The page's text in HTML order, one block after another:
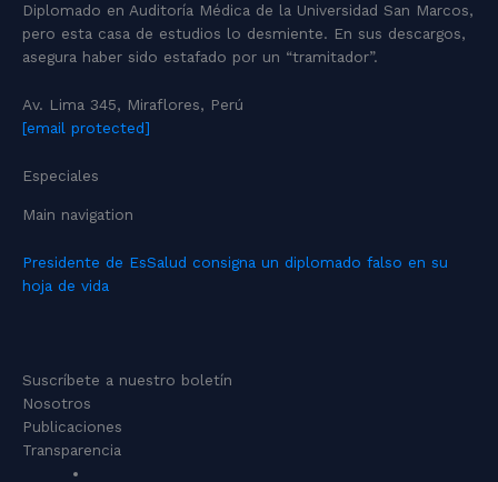
Diplomado en Auditoría Médica de la Universidad San Marcos,
pero esta casa de estudios lo desmiente. En sus descargos,
asegura haber sido estafado por un “tramitador”.
Av. Lima 345, Miraflores, Perú
[email protected]
Especiales
Main navigation
Presidente de EsSalud consigna un diplomado falso en su
hoja de vida
Suscríbete a nuestro boletín
Nosotros
Publicaciones
Transparencia